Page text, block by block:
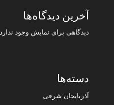
آخرین دیدگاه‌ها
دیدگاهی برای نمایش وجود ندارد.
دسته‌ها
آذربایجان شرقی